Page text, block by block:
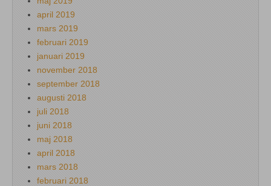
april 2019
mars 2019
februari 2019
januari 2019
november 2018
september 2018
augusti 2018
juli 2018
juni 2018
maj 2018
april 2018
mars 2018
februari 2018